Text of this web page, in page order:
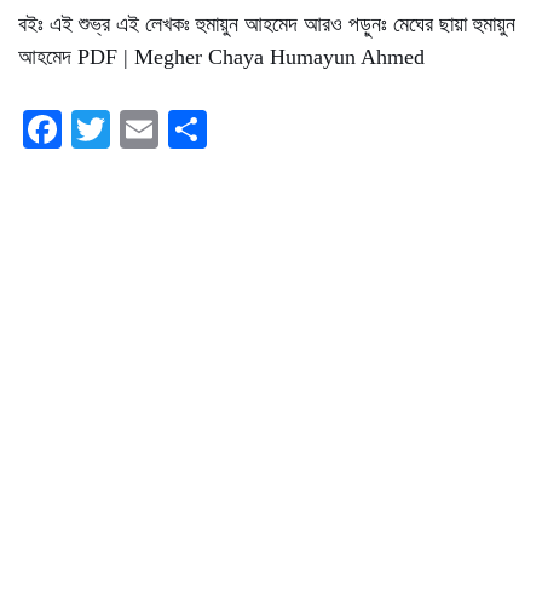
বইঃ এই শুভ্র এই লেখকঃ হুমায়ুন আহমেদ আরও পড়ুনঃ মেঘের ছায়া হুমায়ুন
আহমেদ PDF | Megher Chaya Humayun Ahmed
Fa T
E